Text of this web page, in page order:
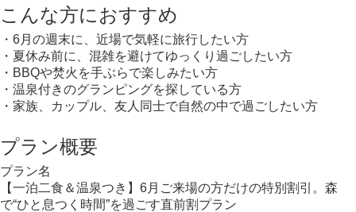
こんな方におすすめ
・6月の週末に、近場で気軽に旅行したい方
・夏休み前に、混雑を避けてゆっくり過ごしたい方
・BBQや焚火を手ぶらで楽しみたい方
・温泉付きのグランピングを探している方
・家族、カップル、友人同士で自然の中で過ごしたい方
プラン概要
プラン名
【一泊二食＆温泉つき】6月ご来場の方だけの特別割引。森
で“ひと息つく時間”を過ごす直前割プラン